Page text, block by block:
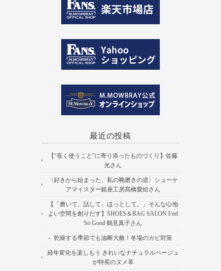
最近の投稿
【“長く使うこと”に寄り添ったものづくり】佐藤
光さん
〈好きから始まった、私の靴磨きの道〉シューケ
アマイスター銀座工房髙橋愛絵さん
【「磨いて、話して、ほっとして。」そんな心地
よい空間を創りだす】SHOES＆BAG SALON Feel
So Good 鶴見真子さん
乾燥する季節でも油断大敵！冬場のカビ対策
経年変化を楽しもう きれいなナチュラルベージュ
が特長のヌメ革